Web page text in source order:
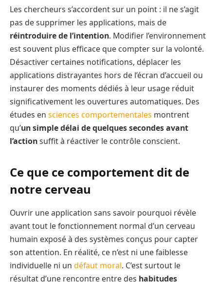
Les chercheurs s’accordent sur un point : il ne s’agit
pas de supprimer les applications, mais de
réintroduire de l’intention. Modifier l’environnement
est souvent plus efficace que compter sur la volonté.
Désactiver certaines notifications, déplacer les
applications distrayantes hors de l’écran d’accueil ou
instaurer des moments dédiés à leur usage réduit
significativement les ouvertures automatiques. Des
études en sciences comportementales montrent
qu’un simple délai de quelques secondes avant
l’actionsuffit à réactiver le contrôle conscient.
Ce que ce comportement dit de
notre cerveau
Ouvrir une application sans savoir pourquoi révèle
avant tout le fonctionnement normal d’un cerveau
humain exposé à des systèmes conçus pour capter
son attention. En réalité, ce n’est ni une faiblesse
individuelle ni un défaut moral. C’est surtout le
résultat d’une rencontre entre des habitudes